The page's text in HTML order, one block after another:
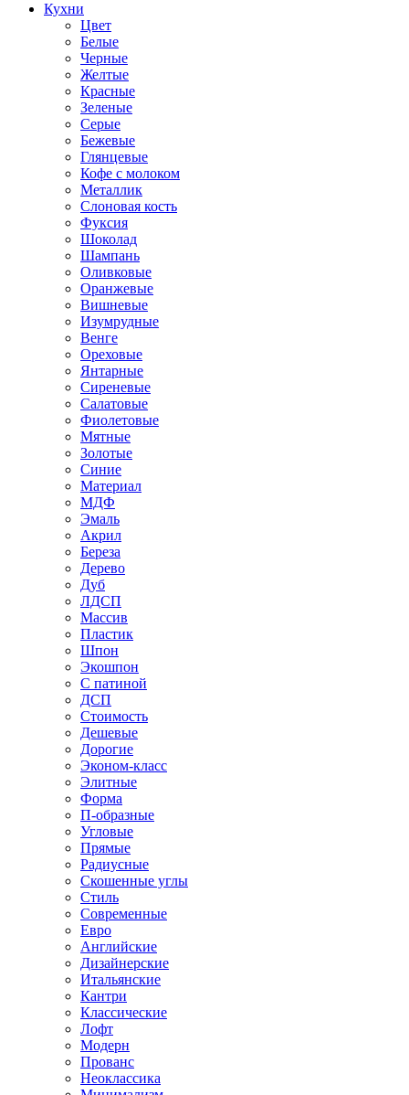
Кухни
Цвет
Белые
Черные
Желтые
Красные
Зеленые
Серые
Бежевые
Глянцевые
Кофе с молоком
Металлик
Слоновая кость
Фуксия
Шоколад
Шампань
Оливковые
Оранжевые
Вишневые
Изумрудные
Венге
Ореховые
Янтарные
Сиреневые
Салатовые
Фиолетовые
Мятные
Золотые
Синие
Материал
МДФ
Эмаль
Акрил
Береза
Дерево
Дуб
ЛДСП
Массив
Пластик
Шпон
Экошпон
С патиной
ДСП
Стоимость
Дешевые
Дорогие
Эконом-класс
Элитные
Форма
П-образные
Угловые
Прямые
Радиусные
Скошенные углы
Стиль
Современные
Евро
Английские
Дизайнерские
Итальянские
Кантри
Классические
Лофт
Модерн
Прованс
Неоклассика